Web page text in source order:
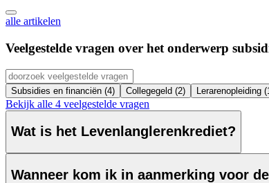
alle artikelen
Veelgestelde vragen over het onderwerp
Subsidies en financiën (4) Collegegeld (2) Lerarenopleiding
Bekijk alle 4 veelgestelde vragen
Wat is het Levenlanglerenkrediet?
Wanneer kom ik in aanmerking voor